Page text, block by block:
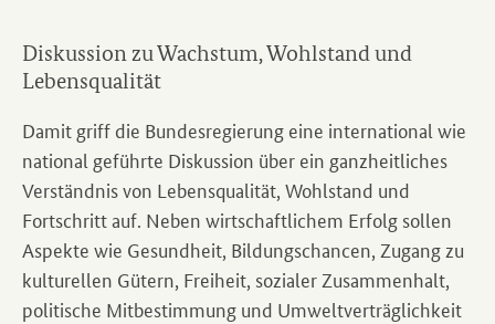
Diskussion zu Wachstum, Wohlstand und
Lebensqualität
Damit griff die Bundesregierung eine international wie
national geführte Diskussion über ein ganzheitliches
Verständnis von Lebensqualität, Wohlstand und
Fortschritt auf. Neben wirtschaftlichem Erfolg sollen
Aspekte wie Gesundheit, Bildungschancen, Zugang zu
kulturellen Gütern, Freiheit, sozialer Zusammenhalt,
politische Mitbestimmung und Umweltverträglichkeit